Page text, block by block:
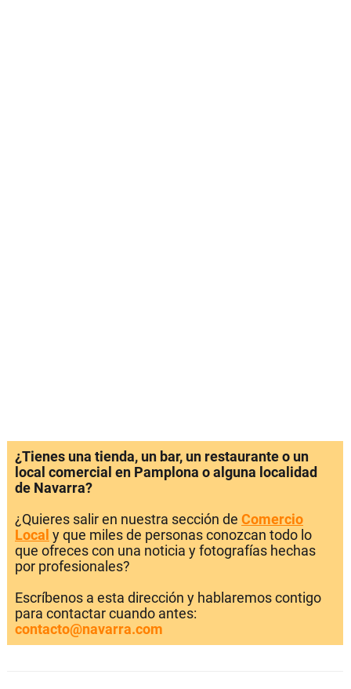
¿Tienes una tienda, un bar, un restaurante o un
local comercial en Pamplona o alguna localidad
de Navarra?
¿Quieres salir en nuestra sección de Comercio
Local y que miles de personas conozcan todo lo
que ofreces con una noticia y fotografías hechas
por profesionales?
Escríbenos a esta dirección y hablaremos contigo
para contactar cuando antes:
contacto@navarra.com